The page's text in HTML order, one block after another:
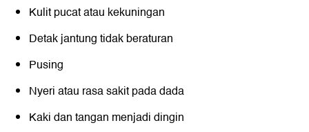
Kulit pucat atau kekuningan
Detak jantung tidak beraturan
Pusing
Nyeri atau rasa sakit pada dada
Kaki dan tangan menjadi dingin